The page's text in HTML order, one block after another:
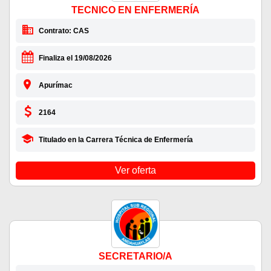
TECNICO EN ENFERMERÍA
Contrato: CAS
Finaliza el 19/08/2026
Apurímac
2164
Titulado en la Carrera Técnica de Enfermería
Ver oferta
SECRETARIO/A